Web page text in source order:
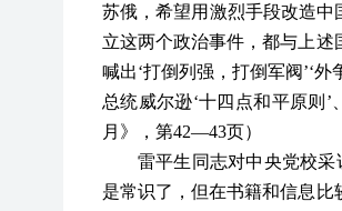
苏俄，希望用激烈手段改造中
立这两个政治事件，都与上述
喊出‘打倒列强，打倒军阀’‘
总统威尔逊‘十四点和平原则
月》，第42—43页）
雷平生同志对中央党校
是常识了，但在书籍和信息比